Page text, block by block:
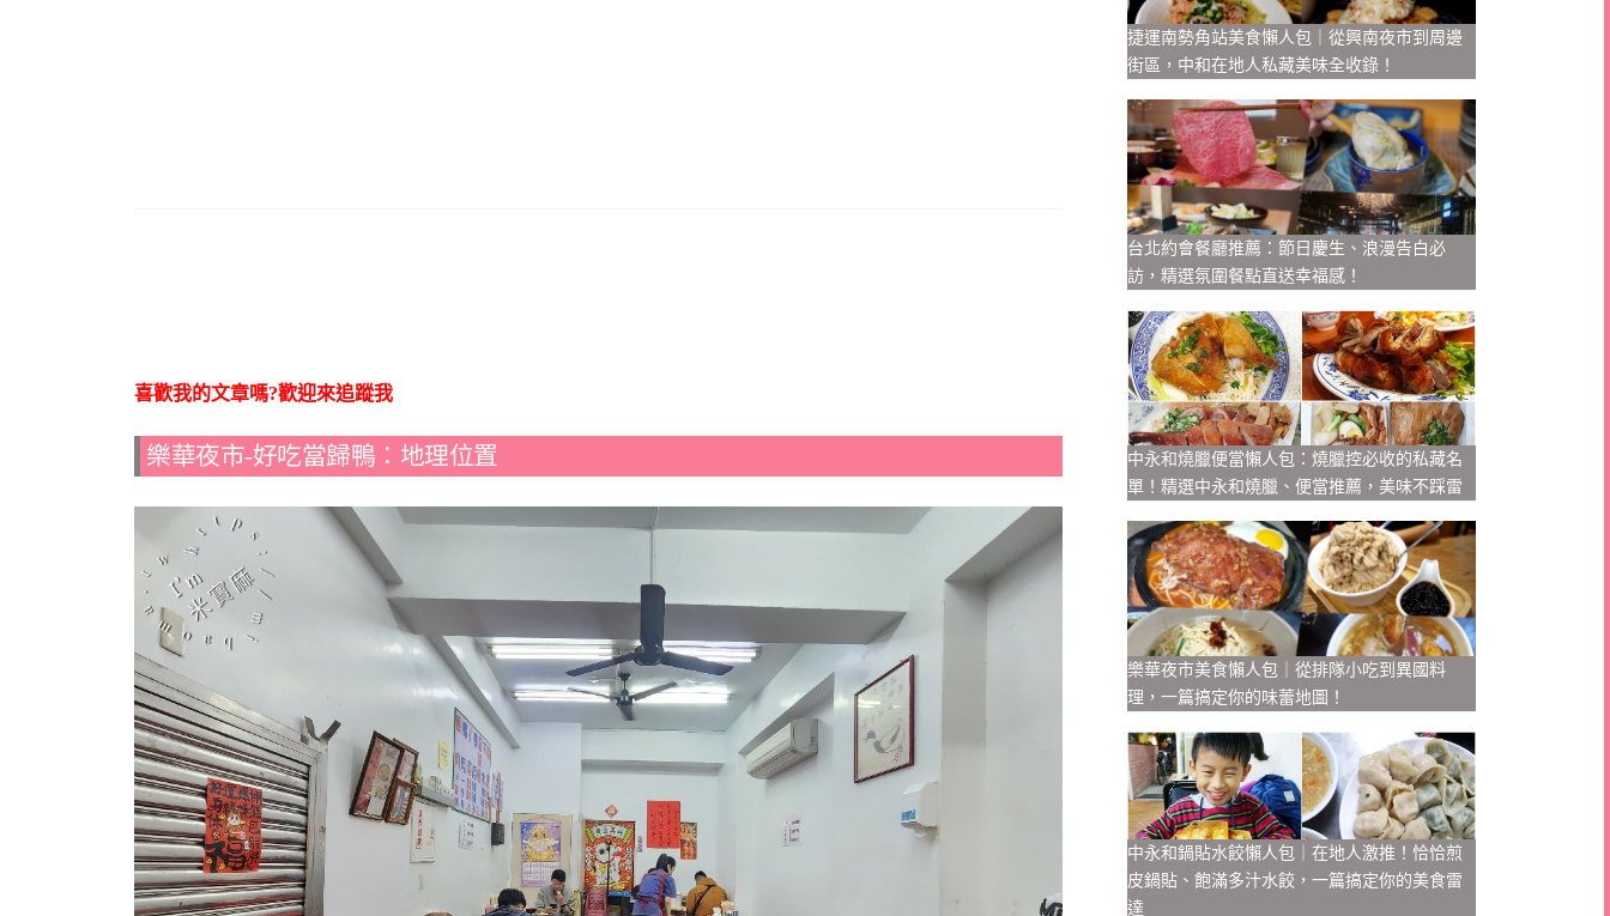
喜歡我的文章嗎?歡迎來追蹤我
樂華夜市-好吃當歸鴨：地理位置
捷運南勢角站美食懶人包｜從興南夜市到周邊
街區，中和在地人私藏美味全收錄！
台北約會餐廳推薦：節日慶生、浪漫告白必
訪，精選氛圍餐點直送幸福感！
中永和燒臘便當懶人包：燒臘控必收的私藏名
單！精選中永和燒臘、便當推薦，美味不踩雷
樂華夜市美食懶人包｜從排隊小吃到異國料
理，一篇搞定你的味蕾地圖！
中永和鍋貼水餃懶人包｜在地人激推！恰恰煎
皮鍋貼、飽滿多汁水餃，一篇搞定你的美食雷
達